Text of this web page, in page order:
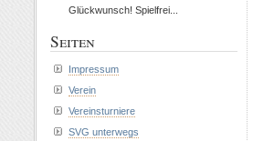
Glückwunsch! Spielfrei...
Seiten
Impressum
Verein
Vereinsturniere
SVG unterwegs